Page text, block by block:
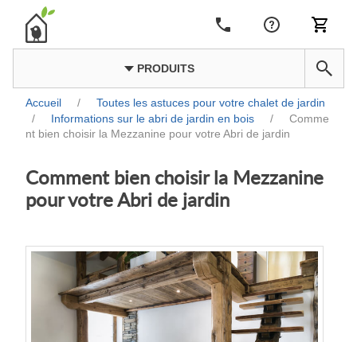
PRODUITS
Accueil /
Toutes les astuces pour votre chalet de jardin
/
Informations sur le abri de jardin en bois /
Comme
nt bien choisir la Mezzanine pour votre Abri de jardin
Comment bien choisir la Mezzanine
pour votre Abri de jardin